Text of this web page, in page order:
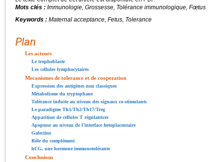
Mots clés : Immunologie, Grossesse, Tolérance immunologique, Fœtus
Keywords : Maternal acceptance, Fetus, Tolerance
Plan
Les acteurs
Le trophoblaste
Les cellules lymphocytaires
Mecanismes de tolerance et de cooperation
Expression des antigènes non classiques
Métabolisme du tryptophane
Tolérance induite au niveau des signaux co-stimulants
Le paradigme Th1/Th2/Th17/Treg
Apparition de cellules T régulatrices
Apoptose au niveau de l’interface fœtoplacentaire
Galectine
Rôle du complément
hCG, une hormone immunotolérante
Conclusions